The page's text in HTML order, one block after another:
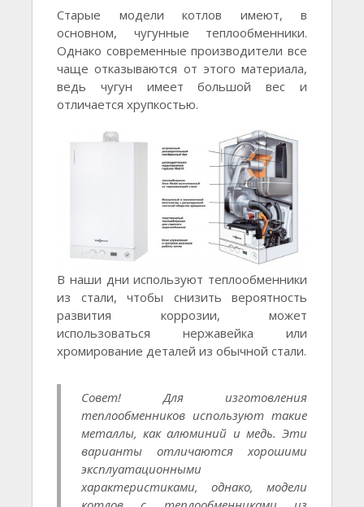
Старые модели котлов имеют, в
основном, чугунные теплообменники.
Однако современные производители все
чаще отказываются от этого материала,
ведь чугун имеет большой вес и
отличается хрупкостью.
В наши дни используют теплообменники
из стали, чтобы снизить вероятность
развития коррозии, может
использоваться нержавейка или
хромирование деталей из обычной стали.
Совет! Для изготовления
теплообменников используют такие
металлы, как алюминий и медь. Эти
варианты отличаются хорошими
эксплуатационными
характеристиками, однако, модели